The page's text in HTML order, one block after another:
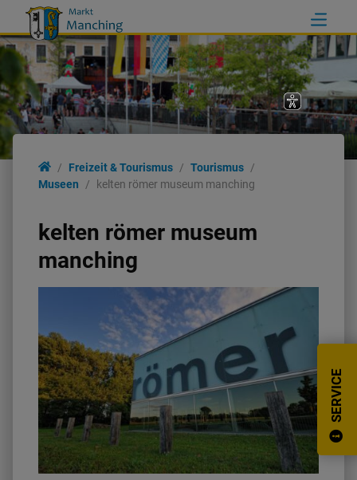
SERVICE
Freizeit & Tourismus
Tourismus
Museen
kelten römer museum manching
kelten römer museum
manching